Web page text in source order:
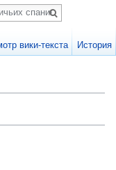
вики-текста История